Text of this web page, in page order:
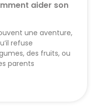
aider son
une aventure,
refuse
des fruits, ou
parents